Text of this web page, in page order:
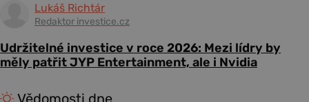
Lukáš Richtár
Redaktor investice.cz
Udržitelné investice v roce 2026: Mezi lídry by
měly patřit JYP Entertainment, ale i Nvidia